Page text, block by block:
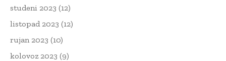
studeni 2023 (12)
listopad 2023 (12)
rujan 2023 (10)
kolovoz 2023 (9)